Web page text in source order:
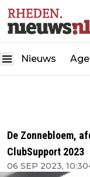
Nieuws
De Zonnebloem,
ClubSupport 2023
06 SEP 2023, 10:30•